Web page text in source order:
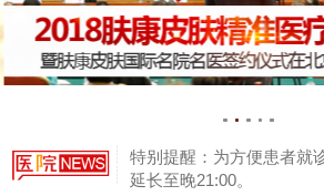
特别提醒：为方便患者就
延长至晚21:00。